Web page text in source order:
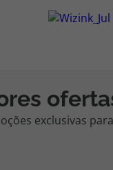
exclusivas